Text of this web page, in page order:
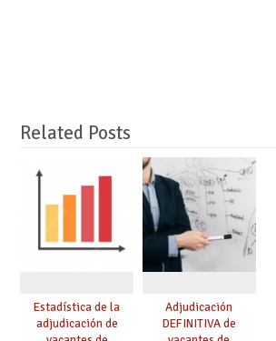
Related Posts
Estadística de la
adjudicación de
Adjudicación
DEFINITIVA de